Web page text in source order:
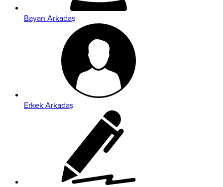
Bayan Arkadaş
Erkek Arkadaş